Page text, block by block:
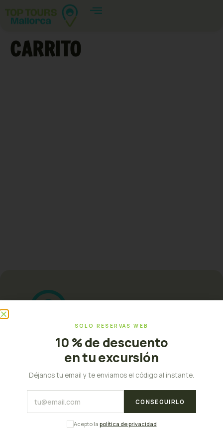
CARRITO
Palma, Islas Baleares
SOLO RESERVAS WEB
10 % de descuento
en tu excursión
Déjanos tu email y te enviamos el código al instante.
CONSEGUIRLO
Acepto la política de privacidad